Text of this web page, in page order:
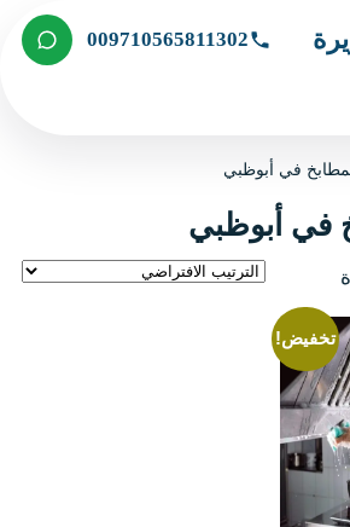
009710565811302
في أبوظبي
في أبوظبي
تخفيض!